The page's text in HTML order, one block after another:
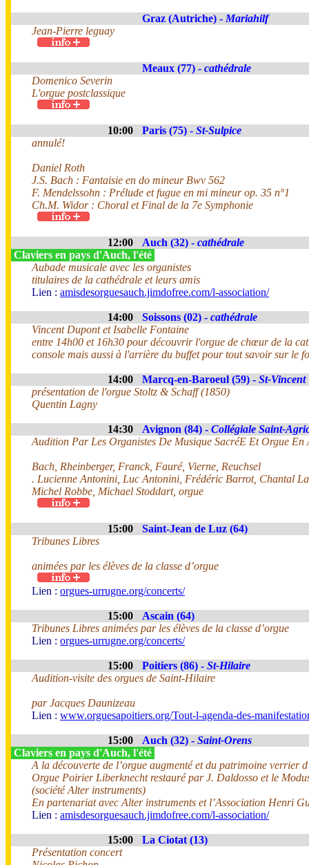
Graz (Autriche) - Mariahilf
Jean-Pierre leguay
Meaux (77) - cathédrale
Domenico Severin
L'orgue postclassique
10:00 Paris (75) - St-Sulpice
annulé!
Daniel Roth
J.S. Bach : Fantaisie en do mineur Bwv 562
F. Mendelssohn : Prélude et fugue en mi mineur op. 35 n°1
Ch.M. Widor : Choral et Final de la 7e Symphonie
12:00 Auch (32) - cathédrale
Claviers en pays d'Auch, l'été
Aubade musicale avec les organistes
titulaires de la cathédrale et leurs amis
Lien : amisdesorguesauch.jimdofree.com/l-association/
14:00 Soissons (02) - cathédrale
Vincent Dupont et Isabelle Fontaine
entre 14h00 et 16h30 pour découvrir l'orgue de chœur de la
console mais aussi à l'arrière du buffet pour tout savoir sur le
14:00 Marcq-en-Baroeul (59) - St-Vincent
présentation de l'orgue Stoltz & Schaff (1850)
Quentin Lagny
14:30 Avignon (84) - Collégiale Saint-
Audition Par Les Organistes De Musique SacréE Et Orgue En
Bach, Rheinberger, Franck, Fauré, Vierne, Reuchsel
. Lucienne Antonini, Luc Antonini, Frédéric Barrot, Chantal
Michel Robbe, Michael Stoddart, orgue
15:00
Saint-Jean de Luz (64)
Tribunes Libres
animées par les élèves de la classe d’orgue
Lien : orgues-urrugne.org/concerts/
15:00
Ascain (64)
Tribunes Libres animées par les élèves de la classe d’orgue
Lien : orgues-urrugne.org/concerts/
15:00 Poitiers (86) - St-Hilaire
Audition-visite des orgues de Saint-Hilaire
par Jacques Daunizeau
Lien : www.orguesapoitiers.org/Tout-l-agenda-des-
15:00 Auch (32) - Saint-Orens
Claviers en pays d'Auch, l'été
A la découverte de l’orgue augmenté et du patrimoine verrier
Orgue Poirier Liberknecht restauré par J. Daldosso et le
(société Alter instruments)
En partenariat avec Alter instruments et l’Association Henri
Lien : amisdesorguesauch.jimdofree.com/l-association/
15:00
La Ciotat (13)
Présentation concert